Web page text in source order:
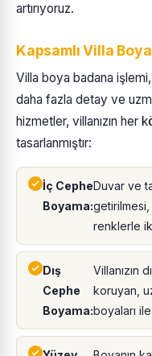
artırıyoruz.
Kapsamlı Villa
Villa boya badana
daha fazla detay ve
hizmetler, villanızın her
tasarlanmıştır:
İç Cephe
Boyama:
Duvar ve
getirilmesi,
renklerle
Dış
Cephe
Boyama:
Villanızın
koruyan,
boyaları